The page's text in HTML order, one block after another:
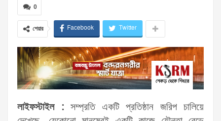
0
শেয়ার Facebook Twitter
লাইফস্টাইল : সম্প্রতি একটি প্রতিষ্ঠান জরিপ চালিয়ে